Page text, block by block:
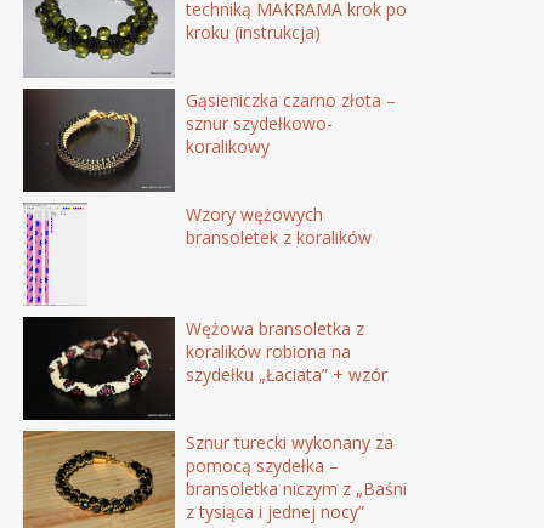
techniką MAKRAMA krok po
kroku (instrukcja)
Gąsieniczka czarno złota –
sznur szydełkowo-
koralikowy
Wzory wężowych
bransoletek z koralików
Wężowa bransoletka z
koralików robiona na
szydełku „Łaciata” + wzór
Sznur turecki wykonany za
pomocą szydełka –
bransoletka niczym z „Baśni
z tysiąca i jednej nocy”